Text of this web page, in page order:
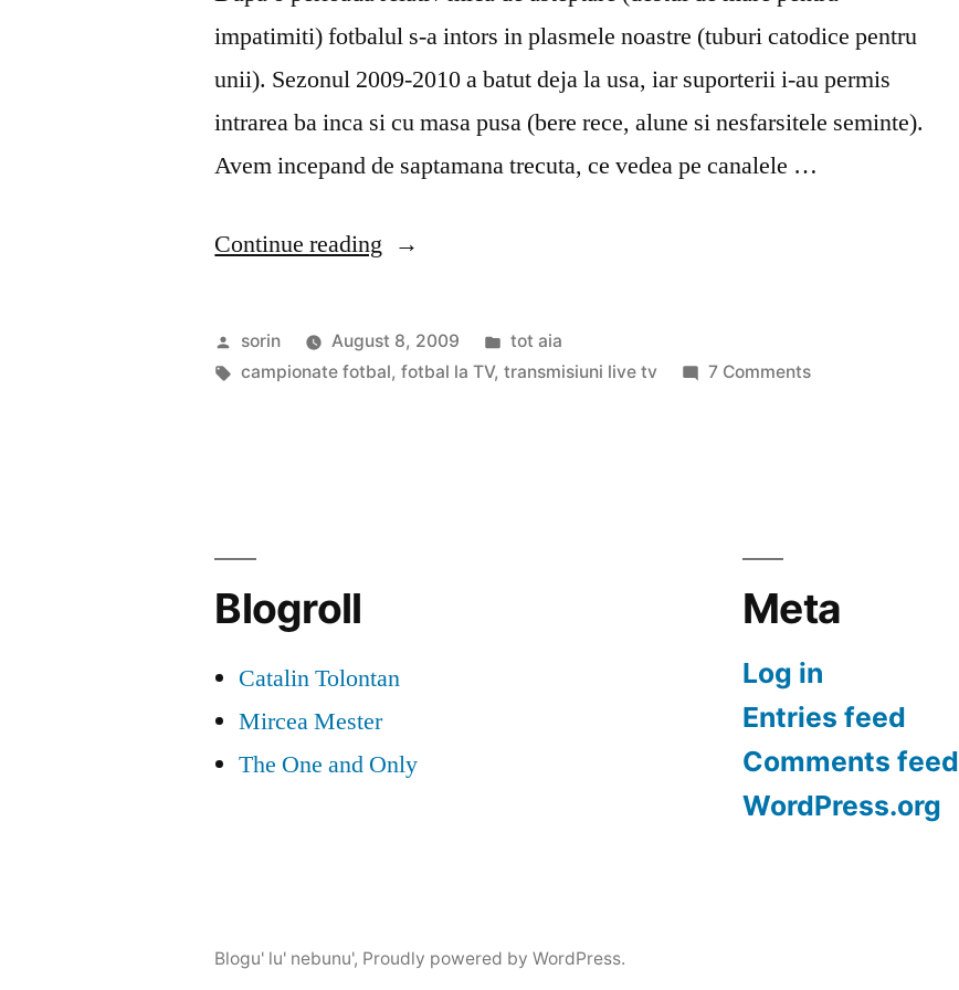
impatimiti) fotbalul s-a intors in plasmele noastre (tuburi catodice pentru
unii). Sezonul 2009-2010 a batut deja la usa, iar suporterii i-au permis
intrarea ba inca si cu masa pusa (bere rece, alune si nesfarsitele seminte).
Avem incepand de saptamana trecuta, ce vedea pe canalele …
Continue reading “Fotbalul
televizorul
in
Posted
by
sorin August 8, 2009
Posted
in
tot aia
Tags:
campionate fotbal,fotbal la TV,transmisiuni live tv 7 Commentson
Blogroll
Catalin Tolontan
Mircea Mester
The One and Only
Meta
Log in
Entries feed
Comments feed
WordPress.org
Blogu' lu' nebunu', Proudly powered by WordPress.